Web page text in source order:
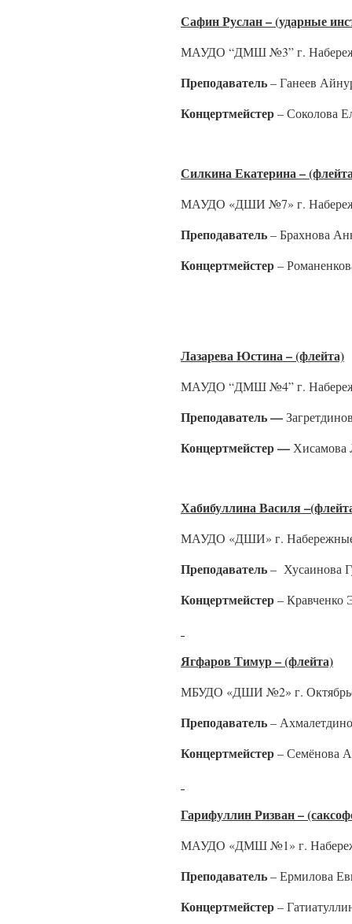
Сафин Руслан – (ударные
МАУДО “ДМШ №3” г.
Преподаватель– Ганеев
Концертмейстер– Соколова
Силкина Екатерина –
МАУДО «ДШИ №7» г.
Преподаватель– Брахнова
Концертмейстер–
Лазарева Юстина – (флейта)
МАУДО “ДМШ №4” г.
Преподаватель —
Концертмейстер — Хисамова
Хабибуллина Василя
МАУДО «ДШИ» г.
Преподаватель– Хусаинова
Концертмейстер– Кравченко
Ягфаров Тимур – (флейта)
МБУДО «ДШИ №2» г.
Преподаватель–
Концертмейстер– Семёнова
Гарифуллин Ризван –
МАУДО «ДМШ №1» г.
Преподаватель– Ермилова
Концертмейстер–